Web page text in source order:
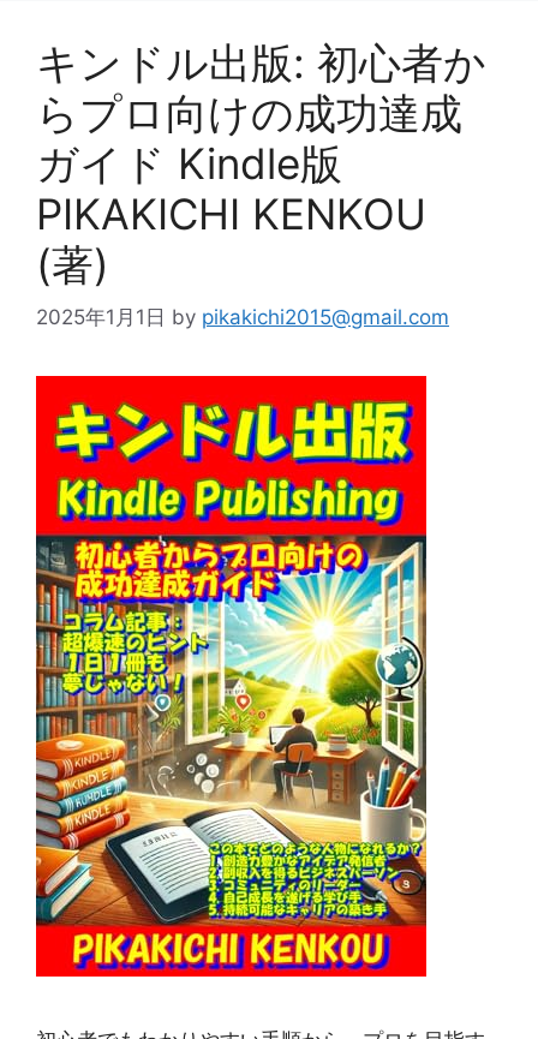
キンドル出版: 初心者か
らプロ向けの成功達成
ガイド Kindle版
PIKAKICHI KENKOU
(著)
2025年1月1日 by pikakichi2015@gmail.com